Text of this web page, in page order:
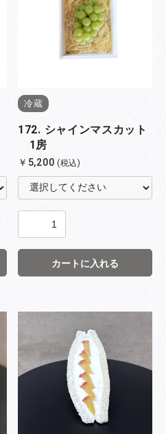
冷蔵
172. シャインマスカット
1房
￥5,200 (税込)
カートに入れる